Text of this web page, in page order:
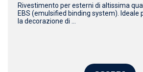
Rivestimento per esterni di altissima
EBS (emulsified binding system). Ideale
la decorazione di ...